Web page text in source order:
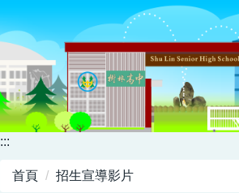
:::
首頁 招生宣導影片